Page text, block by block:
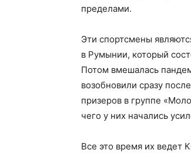
пределами.
Эти спортсмены
в Румынии, который
Потом вмешалась
возобновили сразу
призеров в группе
чего у них начались
Все это время их ведет